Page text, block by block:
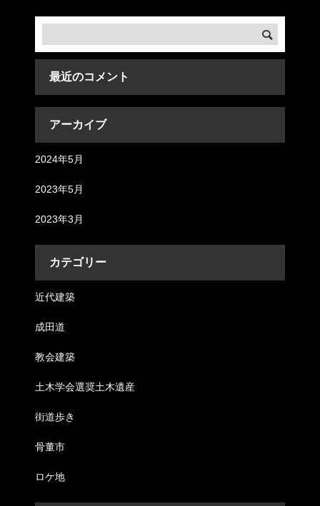
最近のコメント
アーカイブ
2024年5月
2023年5月
2023年3月
カテゴリー
近代建築
成田道
教会建築
土木学会選奨土木遺産
街道歩き
骨董市
ロケ地